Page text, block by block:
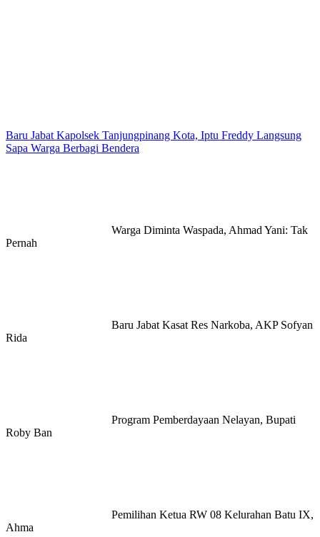
Baru Jabat Kapolsek Tanjungpinang Kota, Iptu Freddy Langsung
Sapa Warga Berbagi Bendera
Warga Diminta Waspada, Ahmad Yani: Tak
Pernah
Baru Jabat Kasat Res Narkoba, AKP Sofyan
Rida
Program Pemberdayaan Nelayan, Bupati
Roby Ban
Pemilihan Ketua RW 08 Kelurahan Batu IX,
Ahma